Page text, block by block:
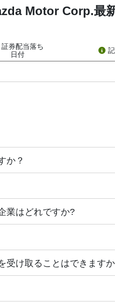
当支払タイムラインを構成
す。同社は1株当たりの配当
べき株主を特定します。権
Motor Corp. は、この日
常は配当落ち日または支払
。
注目すべき点です。配当利
Motor Corp. が現金配
て、7261 の配当日を追跡
Motor Corp.最
証券配当落ち
日付
は現金または追加の株式の
る場合、お金は直接あな
か？
の日以降に株式を購入した
れます。正確な税率は居住
はなく株式で支払われる
業はどれですか?
当を支払うことで知られて
のようなものがあります。
ジーや急成長産業では、利
成長に重点を置いていま
受け取ることはできますか
既にあなたのものとなりま